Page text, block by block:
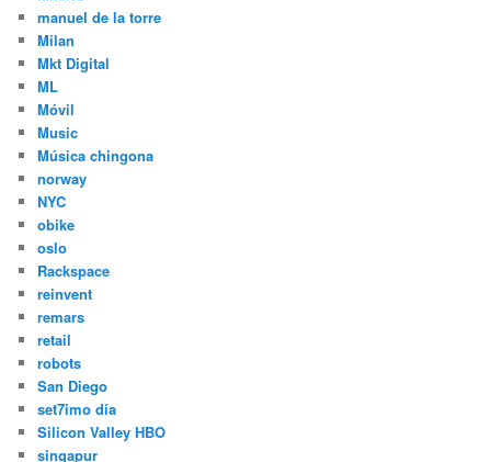
manuel de la torre
Milan
Mkt Digital
ML
Móvil
Music
Música chingona
norway
NYC
obike
oslo
Rackspace
reinvent
remars
retail
robots
San Diego
set7imo día
Silicon Valley HBO
singapur